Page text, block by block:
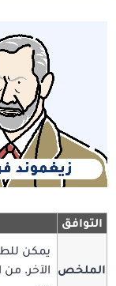
التوافق
الملخص
يمكن
الآخر.